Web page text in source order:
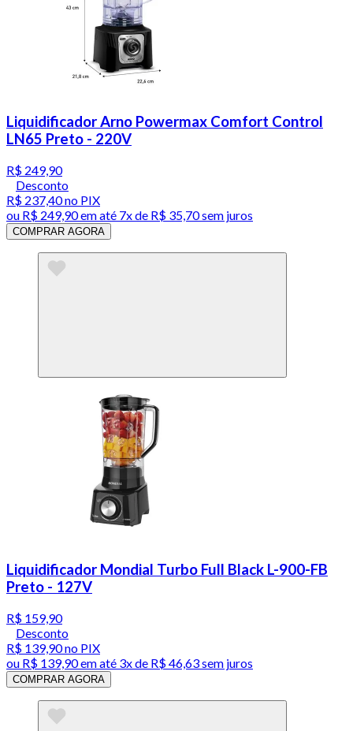
Liquidificador Arno Powermax Comfort Control
LN65 Preto - 220V
R$ 249,90
Desconto
R$ 237,40no PIX
ou R$ 249,90em até 7x de R$ 35,70 sem juros
COMPRAR AGORA
Liquidificador Mondial Turbo Full Black L-900-FB
Preto - 127V
R$ 159,90
Desconto
R$ 139,90no PIX
ou R$ 139,90em até 3x de R$ 46,63 sem juros
COMPRAR AGORA